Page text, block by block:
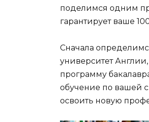
поделимся одним
гарантирует ваше
Cначала
университет
программу
обучение по вашей
освоить новую